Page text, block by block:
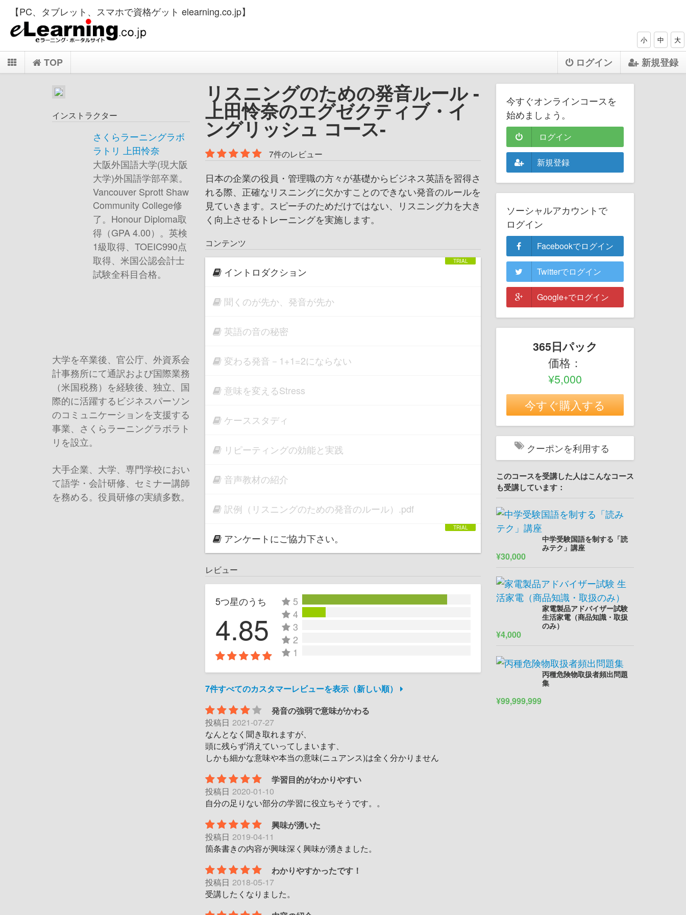
【PC、タブレット、スマホで資格ゲット elearning.co.jp】
小 中 大
TOP ログイン 新規登録
インストラクター
さくらラーニングラボ
ラトリ 上田怜奈
大阪外国語大学(現大阪
大学)外国語学部卒業。
Vancouver Sprott Shaw
Community College修
了。Honour Diploma取
得（GPA 4.00）。英検
1級取得、TOEIC990点
取得、米国公認会計士
試験全科目合格。
大学を卒業後、官公庁、外資系会
計事務所にて通訳および国際業務
（米国税務）を経験後、独立、国
際的に活躍するビジネスパーソン
のコミュニケーションを支援する
事業、さくらラーニングラボラト
リを設立。
大手企業、大学、専門学校におい
て語学・会計研修、セミナー講師
を務める。役員研修の実績多数。
リスニングのための発音ルール -
上田怜奈のエグゼクティブ・イ
ングリッシュ コース-
7件のレビュー
日本の企業の役員・管理職の方々が基礎からビジネス英語を習得さ
れる際、正確なリスニングに欠かすことのできない発音のルールを
見ていきます。スピーチのためだけではない、リスニング力を大き
く向上させるトレーニングを実施します。
コンテンツ
イントロダクション
聞くのが先か、発音が先か
英語の音の秘密
変わる発音－1+1=2にならない
意味を変えるStress
ケーススタディ
リピーティングの効能と実践
音声教材の紹介
訳例（リスニングのための発音のルール）.pdf
アンケートにご協力下さい。
レビュー
5つ星のうち
4.85
5
4
3
2
1
7件すべてのカスタマーレビューを表示（新しい順）
発音の強弱で意味がかわる
投稿日 2021-07-27
なんとなく聞き取れますが、
頭に残らず消えていってしまいます、
しかも細かな意味や本当の意味(ニュアンス)は全く分かりません
学習目的がわかりやすい
投稿日 2020-01-10
自分の足りない部分の学習に役立ちそうです。。
興味が湧いた
投稿日 2019-04-11
箇条書きの内容が興味深く興味が湧きました。
わかりやすかったです！
投稿日 2018-05-17
受講したくなりました。
今すぐオンラインコースを
始めましょう。
ログイン
新規登録
ソーシャルアカウントで
ログイン
Facebookでログイン
Twitterでログイン
Google+でログイン
365日パック
価格：
¥5,000
今すぐ購入する
クーポンを利用する
このコースを受講した人はこんなコース
も受講しています：
中学受験国語を制する「読
みテク」講座
¥30,000
家電製品アドバイザー試験
生活家電（商品知識・取扱
のみ）
¥4,000
丙種危険物取扱者頻出問題
集
¥99,999,999